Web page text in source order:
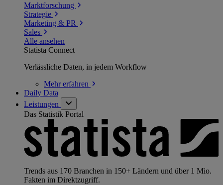
Marktforschung
Strategie
Marketing & PR
Sales
Alle ansehen
Statista Connect
Verlässliche Daten, in jedem Workflow
Mehrerfahren
Daily Data
Leistungen
Das Statistik Portal
Trends aus 170 Branchen in 150+ Ländern und über 1 Mio.
Fakten im Direktzugriff.